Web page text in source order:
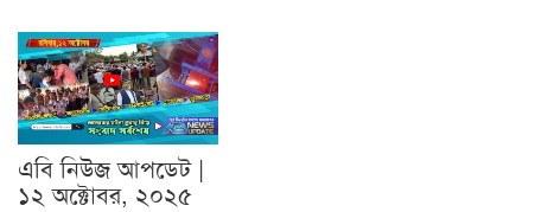
এবি নিউজ আপডেট |
১২ অক্টোবর, ২০২৫